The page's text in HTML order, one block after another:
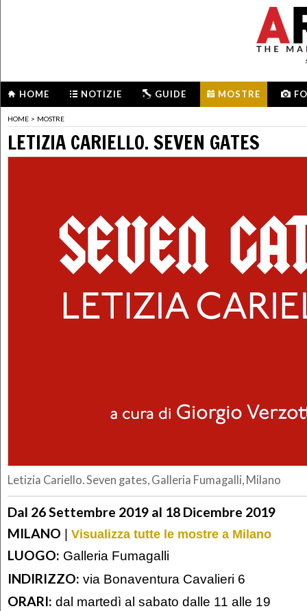
HOME NOTIZIE GUIDE MOSTRE
HOME > MOSTRE
LETIZIA CARIELLO. SEVEN GATES
Letizia Cariello. Seven gates, Galleria Fumagalli, Milano
Dal 26 Settembre 2019 al 18 Dicembre 2019
MILANO | Visualizza tutte le mostre a Milano
LUOGO: Galleria Fumagalli
INDIRIZZO: via Bonaventura Cavalieri 6
ORARI: dal martedì al sabato dalle 11 alle 19